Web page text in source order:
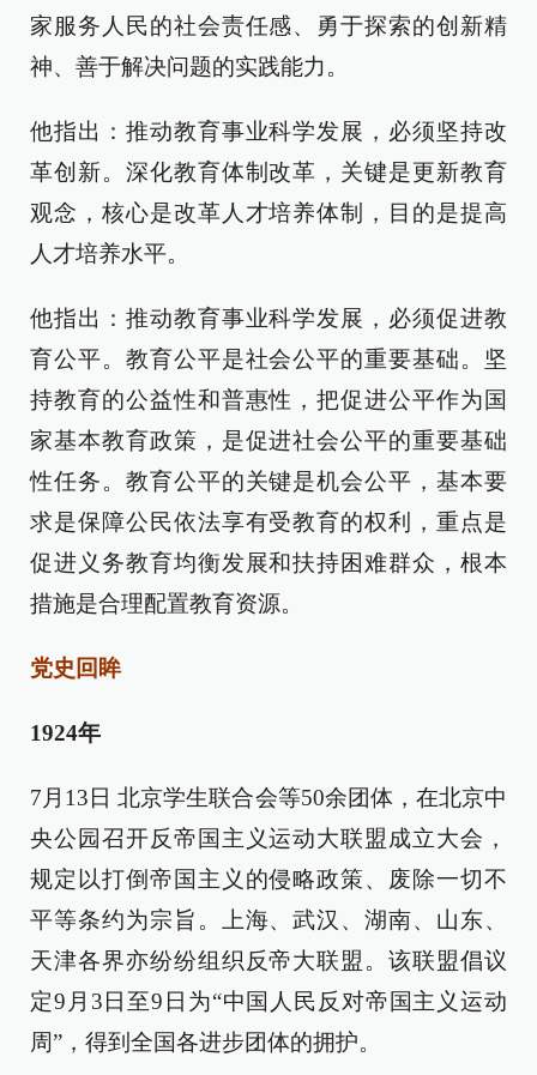
家服务人民的社会责任感、勇于探索的创新精
神、善于解决问题的实践能力。
他指出：推动教育事业科学发展，必须坚持改
革创新。深化教育体制改革，关键是更新教育
观念，核心是改革人才培养体制，目的是提高
人才培养水平。
他指出：推动教育事业科学发展，必须促进教
育公平。教育公平是社会公平的重要基础。坚
持教育的公益性和普惠性，把促进公平作为国
家基本教育政策，是促进社会公平的重要基础
性任务。教育公平的关键是机会公平，基本要
求是保障公民依法享有受教育的权利，重点是
促进义务教育均衡发展和扶持困难群众，根本
措施是合理配置教育资源。
党史回眸
1924年
7月13日 北京学生联合会等50余团体，在北京中
央公园召开反帝国主义运动大联盟成立大会，
规定以打倒帝国主义的侵略政策、废除一切不
平等条约为宗旨。上海、武汉、湖南、山东、
天津各界亦纷纷组织反帝大联盟。该联盟倡议
定9月3日至9日为“中国人民反对帝国主义运动
周”，得到全国各进步团体的拥护。